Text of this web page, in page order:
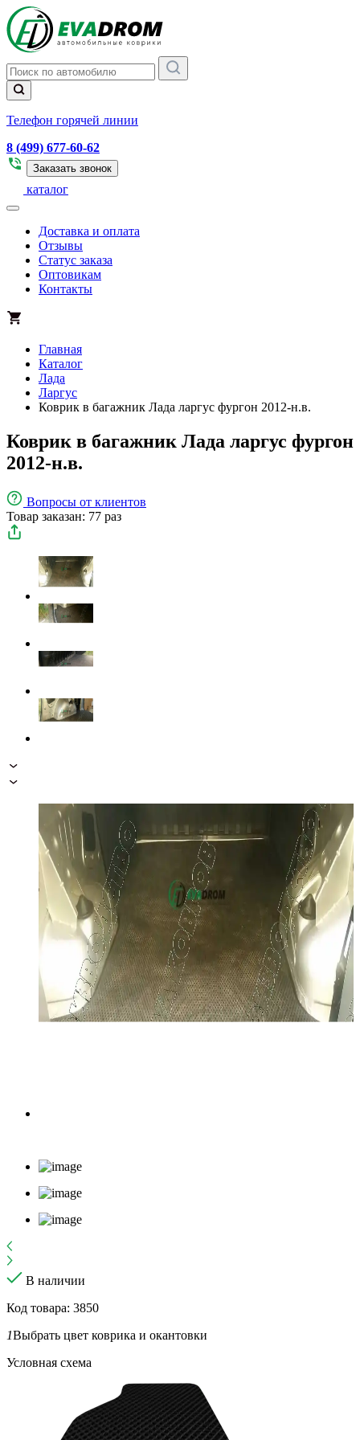
Телефон горячей линии
8 (499) 677-60-62
Заказать звонок
каталог
Доставка и оплата
Отзывы
Статус заказа
Оптовикам
Контакты
Главная
Каталог
Лада
Ларгус
Коврик в багажник Лада ларгус фургон 2012-н.в.
Коврик в багажник Лада ларгус фургон
2012-н.в.
Вопросы от клиентов
Товар заказан: 77 раз
В наличии
Код товара: 3850
1Выбрать цвет коврика и окантовки
Условная схема